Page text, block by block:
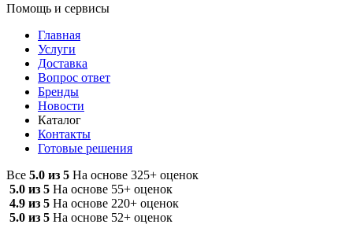
Помощь и сервисы
Главная
Услуги
Доставка
Вопрос ответ
Бренды
Новости
Каталог
Контакты
Готовые решения
Все 5.0 из 5 На основе 325+ оценок
5.0 из 5 На основе 55+ оценок
4.9 из 5 На основе 220+ оценок
5.0 из 5 На основе 52+ оценок